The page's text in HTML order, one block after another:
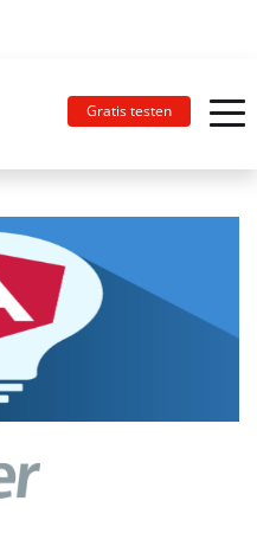
Gratis testen